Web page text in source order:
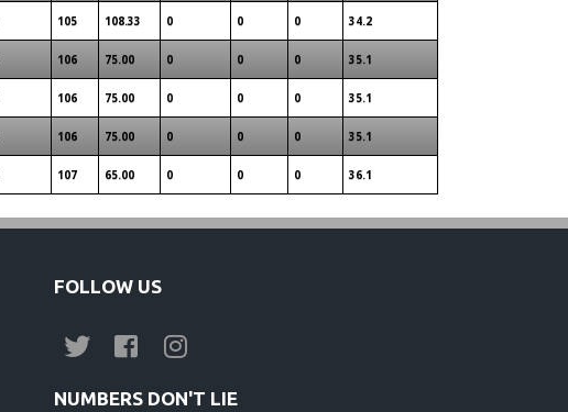
105 108.33 0 0 0 34.2
106 75.00 0 0 0 35.1
106 75.00 0 0 0 35.1
106 75.00 0 0 0 35.1
107 65.00 0 0 0 36.1
FOLLOW US
NUMBERS DON'T LIE